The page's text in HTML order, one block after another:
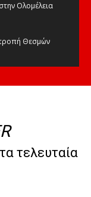
Ολομέλεια
Θεσμών
Μορφωτικών
τελευταία